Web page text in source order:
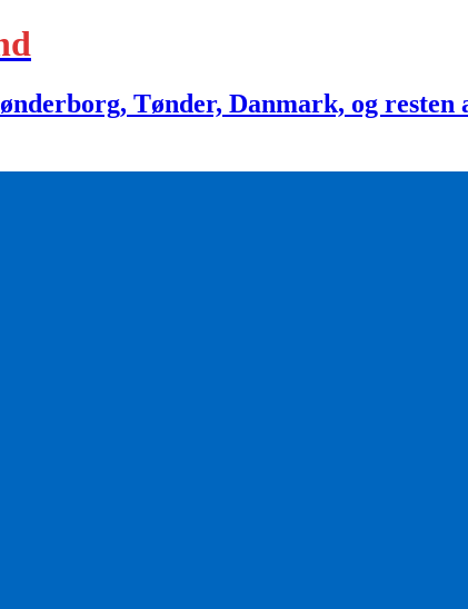
Tønder, Danmark, og resten